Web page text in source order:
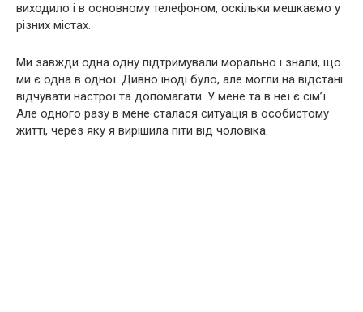
виходило і в основному телефоном, оскільки мешкаємо у
різних містах.
Ми завжди одна одну підтримували морально і знали, що
ми є одна в одної. Дивно іноді було, але могли на відстані
відчувати настрої та допомагати. У мене та в неї є сім’ї.
Але одного разу в мене сталася ситуація в особистому
житті, через яку я вирішила піти від чоловіка.